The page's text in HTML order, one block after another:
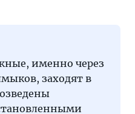
именно через
заходят в